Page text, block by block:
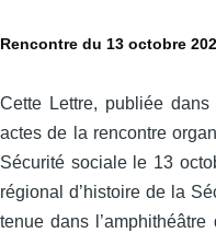
Rencontre du 13 octobre
Cette Lettre, publiée
actes de la rencontre
Sécurité sociale le 13
régional d’histoire de la
tenue dans